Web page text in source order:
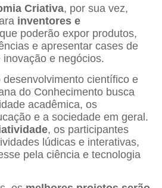
Criativa, por sua vez,
inventores e
poderão expor produtos,
e apresentar cases de
e negócios.
científico e
do Conhecimento busca
acadêmica, os
e a sociedade em geral.
, os participantes
lúdicas e interativas,
pela ciência e tecnologia